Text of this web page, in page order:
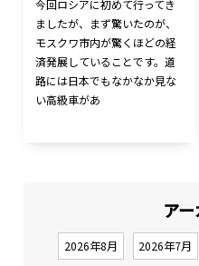
今回ロシアに初めて行ってき
ましたが、まず驚いたのが、
モスクワ市内が驚くほどの経
済発展していることです。道
路には日本でもなかなか見な
い高級車があ
ア
2026年8月 2026年7月